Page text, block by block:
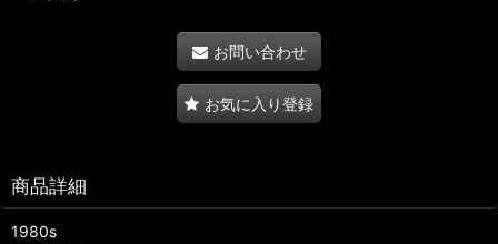
お問い合わせ
お気に入り登録
商品詳細
1980s